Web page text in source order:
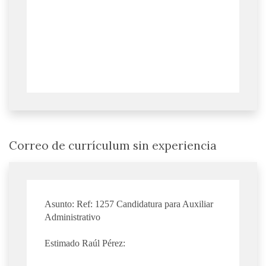
Correo de currículum sin experiencia
Asunto: Ref: 1257 Candidatura para Auxiliar
Administrativo
Estimado Raúl Pérez: